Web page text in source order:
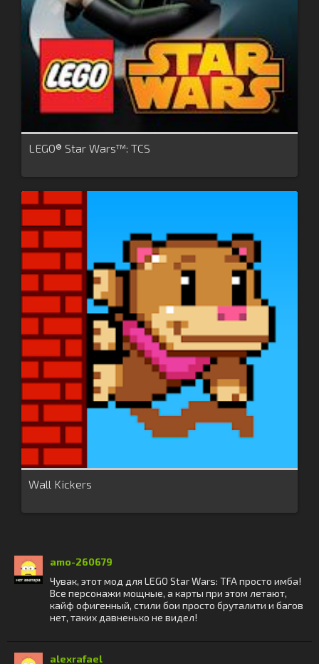
LEGO® Star Wars™: TCS
Wall Kickers
amo-260679
Чувак, этот мод для LEGO Star Wars: TFA просто имба!
Все персонажи мощные, а карты при этом летают,
кайф офигенный, стили бои просто бруталити и багов
нет, таких давненько не видел!
alexrafael